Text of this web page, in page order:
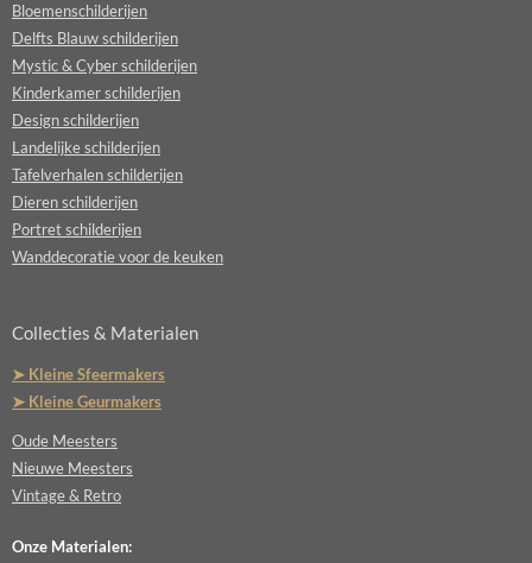
Bloemenschilderijen
Delfts Blauw schilderijen
Mystic & Cyber schilderijen
Kinderkamer schilderijen
Design schilderijen
Landelijke schilderijen
Tafelverhalen schilderijen
Dieren schilderijen
Portret schilderijen
Wanddecoratie voor de keuken
Collecties & Materialen
➤ Kleine Sfeermakers
➤ Kleine Geurmakers
Oude Meesters
Nieuwe Meesters
Vintage & Retro
Onze Materialen: